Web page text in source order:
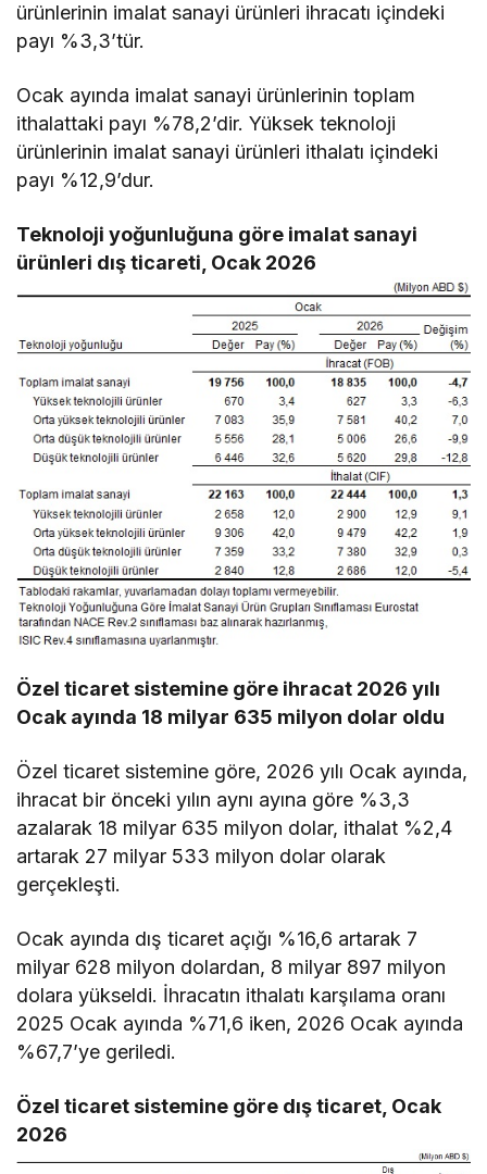
ürünlerinin imalat sanayi ürünleri ihracatı içindeki
payı %3,3’tür.
Ocak ayında imalat sanayi ürünlerinin toplam
ithalattaki payı %78,2’dir. Yüksek teknoloji
ürünlerinin imalat sanayi ürünleri ithalatı içindeki
payı %12,9’dur.
Teknoloji yoğunluğuna göre imalat sanayi
ürünleri dış ticareti, Ocak 2026
Özel ticaret sistemine göre ihracat 2026 yılı
Ocak ayında 18 milyar 635 milyon dolar oldu
Özel ticaret sistemine göre, 2026 yılı Ocak ayında,
ihracat bir önceki yılın aynı ayına göre %3,3
azalarak 18 milyar 635 milyon dolar, ithalat %2,4
artarak 27 milyar 533 milyon dolar olarak
gerçekleşti.
Ocak ayında dış ticaret açığı %16,6 artarak 7
milyar 628 milyon dolardan, 8 milyar 897 milyon
dolara yükseldi. İhracatın ithalatı karşılama oranı
2025 Ocak ayında %71,6 iken, 2026 Ocak ayında
%67,7’ye geriledi.
Özel ticaret sistemine göre dış ticaret, Ocak
2026